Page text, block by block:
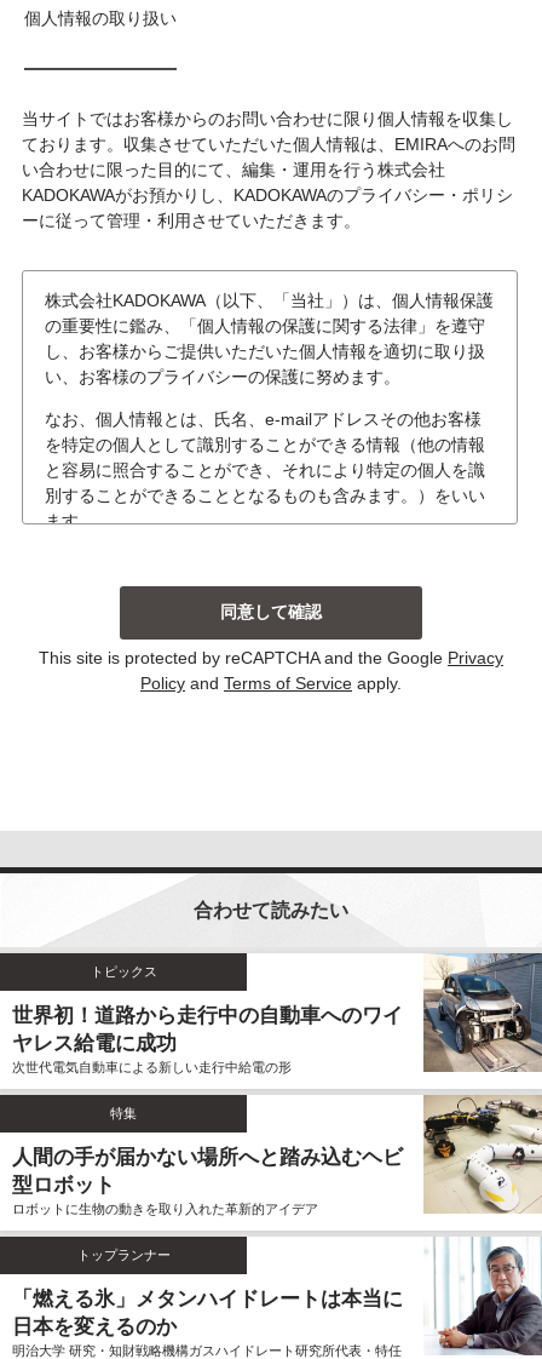
個人情報の取り扱い
当サイトではお客様からのお問い合わせに限り個人情報を収集し
ております。収集させていただいた個人情報は、EMIRAへのお問
い合わせに限った目的にて、編集・運用を行う株式会社
KADOKAWAがお預かりし、KADOKAWAのプライバシー・ポリシ
ーに従って管理・利用させていただきます。
株式会社KADOKAWA（以下、「当社」）は、個人情報保護
の重要性に鑑み、「個人情報の保護に関する法律」を遵守
し、お客様からご提供いただいた個人情報を適切に取り扱
い、お客様のプライバシーの保護に努めます。
なお、個人情報とは、氏名、e-mailアドレスその他お客様
を特定の個人として識別することができる情報（他の情報
と容易に照合することができ、それにより特定の個人を識
別することができることとなるものも含みます。）をいい
ます。
当社は、主に以下の場合にお客様から個人情報を収集
しております。収集した個人情報の利用目的について
は以下の通りです。その他、個別の利用目的がある場
合には、その都度明示しております。
るために、個人情報を利用する場合がございます。こ
の資料自体は、統計的な資料であり、個人を識別する
ことができる個人情報は含まれません。
てお客様から個人情報を収集することはいたしませ
ん。また、不正な手段により個人情報を収集すること
もいたしません。
お客様よりご提供いただきました個人情報は、法令の
定めのある場合を除いて、お客様の事前のご同意をい
ただくことなく、予め明示した利用目的以外に使用し
ません。
個人情報の利用、管理について
当社では、お客様よりご提供いただきました個人情報
を厳重に保管、管理し、個人情報の漏洩、滅失、毀損
を防止するため、必要かつ適切な安全管理措置を講じ
ます。
お客様よりご提供いただきました個人情報は、その利
用目的の達成に必要な範囲内において、正確かつ最新
の内容に保つよう努力するものとします。
This site is protected by reCAPTCHA and the Google Privacy
Policy and Terms of Service apply.
合わせて読みたい
トピックス
世界初！道路から走行中の自動車へのワイ
ヤレス給電に成功
次世代電気自動車による新しい走行中給電の形
特集
人間の手が届かない場所へと踏み込むヘビ
型ロボット
ロボットに生物の動きを取り入れた革新的アイデア
トップランナー
「燃える氷」メタンハイドレートは本当に
日本を変えるのか
明治大学 研究・知財戦略機構ガスハイドレート研究所代表・特任